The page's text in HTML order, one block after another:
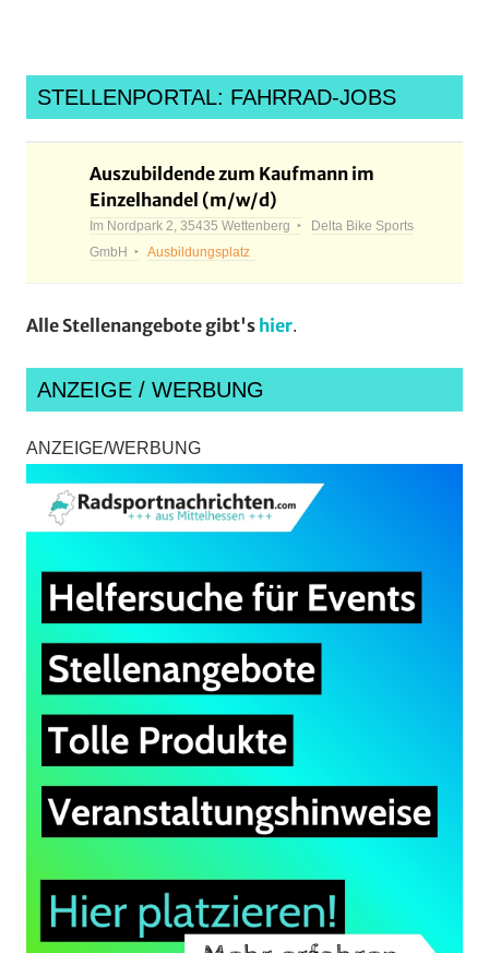
tvhomberg,
veranstaltungen,
Wettenberg,
WohinAmWochenende
STELLENPORTAL: FAHRRAD-JOBS
Auszubildende zum Kaufmann im
Einzelhandel (m/w/d)
Im Nordpark 2, 35435 Wettenberg
Delta Bike Sports
GmbH
Ausbildungsplatz
Alle Stellenangebote gibt's hier.
ANZEIGE / WERBUNG
ANZEIGE/WERBUNG